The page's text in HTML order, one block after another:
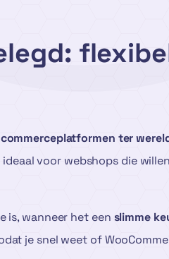
ter
voor webshops die
is, wanneer het een slimme
je snel weet of